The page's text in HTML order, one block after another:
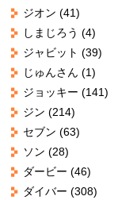
ジオン (41)
しまじろう (4)
ジャビット (39)
じゅんさん (1)
ジョッキー (141)
ジン (214)
セブン (63)
ソン (28)
ダービー (46)
ダイバー (308)